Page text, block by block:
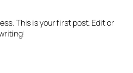
This is your first post. Edit or